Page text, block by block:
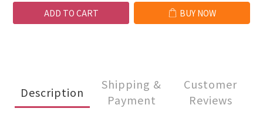
ADD TO CART BUY NOW
Description
Shipping &
Payment
Customer
Reviews